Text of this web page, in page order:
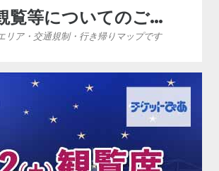
覧等についてのご…
リア・交通規制・行き帰りマップです